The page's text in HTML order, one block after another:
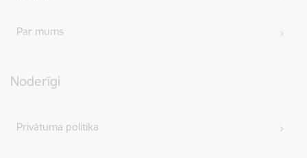
Par mums
Noderīgi
Privātuma politika